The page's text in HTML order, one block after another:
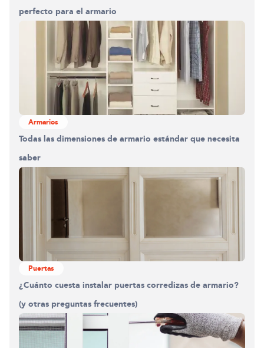
perfecto para el armario
Armarios
Todas las dimensiones de armario estándar que necesita
saber
Puertas
¿Cuánto cuesta instalar puertas corredizas de armario?
(y otras preguntas frecuentes)